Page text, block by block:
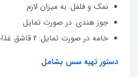
نمک و فلفل: به میزان لازم
جوز هندی: در صورت تمایل
خامه در صورت تمایل: 2 قاشق غذاخوری
دستور تهیه سس بشامل